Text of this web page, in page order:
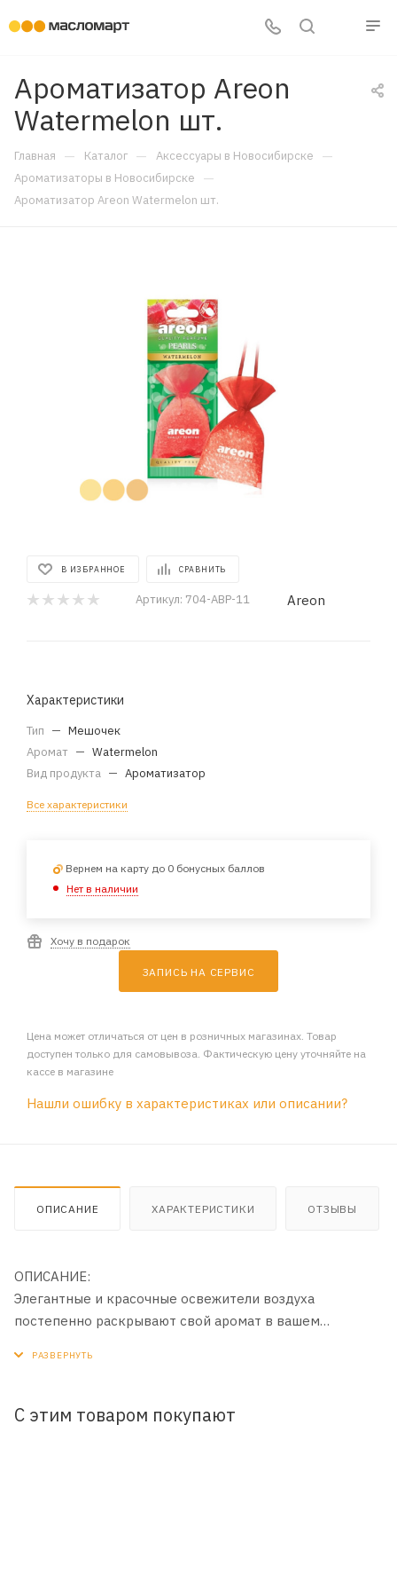
Ароматизатор Areon
Watermelon шт.
Главная — Каталог — Аксессуары в Новосибирске —
Ароматизаторы в Новосибирске —
Ароматизатор Areon Watermelon шт.
В ИЗБРАННОЕ СРАВНИТЬ
Артикул: 704-ABP-11 Areon
Характеристики
Тип — Мешочек
Аромат — Watermelon
Вид продукта — Ароматизатор
Все характеристики
Вернем на карту до 0 бонусных баллов
Нет в наличии
Хочу в подарок
ЗАПИСЬ НА СЕРВИС
Цена может отличаться от цен в розничных магазинах. Товар
доступен только для самовывоза. Фактическую цену уточняйте на
кассе в магазине
Нашли ошибку в характеристиках или описании?
ОПИСАНИЕ ХАРАКТЕРИСТИКИ ОТЗЫВЫ
ОПИСАНИЕ:
Элегантные и красочные освежители воздуха
постепенно раскрывают свой аромат в вашем
С этим товаром покупают